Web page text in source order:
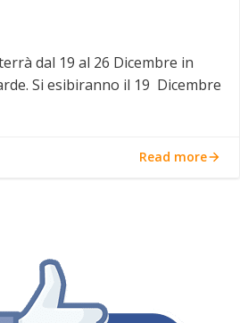
dal 19 al 26 Dicembre in
Si esibiranno il 19 Dicembre
Read more